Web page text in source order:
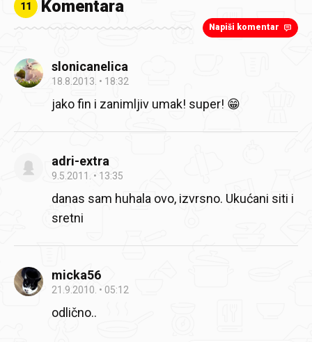
11 Komentara
Napiši komentar
slonicanelica
18.8.2013. 18:32
jako fin i zanimljiv umak! super! 😁
adri-extra
9.5.2011. 13:35
danas sam huhala ovo, izvrsno. Ukućani siti i
sretni
micka56
21.9.2010. 05:12
odlično..